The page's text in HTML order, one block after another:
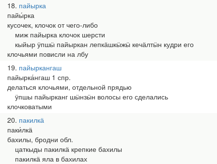
18 пайырка
пайы́рка
кусочек, клочок от чего-либо
миж пайырка клочок шерсти
кыйыр ӱпшӹ пайыркан лепкӓшкӹжӹ кечӓлтӹн кудри его
клочьями повисли на лбу
19 пайыркангаш
пайырка́нгаш 1 спр.
делаться клочьями, отдельной прядью
ӱпшы пайырканг шӹнзӹн волосы его сделались
клочковатыми
20 пакилкӓ
паки́лкӓ
бахилы, бродни обл.
цаткыды пакилкӓ крепкие бахилы
пакилкӓ яла в бахилах